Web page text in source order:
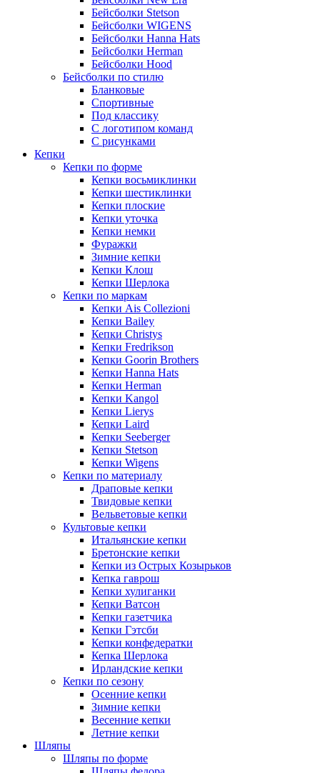
Бейсболки Stetson
Бейсболки WIGENS
Бейсболки Hanna Hats
Бейсболки Herman
Бейсболки Hood
Бейсболки по стилю
Бланковые
Спортивные
Под классику
С логотипом команд
С рисунками
Кепки
Кепки по форме
Кепки восьмиклинки
Кепки шестиклинки
Кепки плоские
Кепки уточка
Кепки немки
Фуражки
Зимние кепки
Кепки Клош
Кепки Шерлока
Кепки по маркам
Кепки Ais Collezioni
Кепки Bailey
Кепки Christys
Кепки Fredrikson
Кепки Goorin Brothers
Кепки Hanna Hats
Кепки Herman
Кепки Kangol
Кепки Lierys
Кепки Laird
Кепки Seeberger
Кепки Stetson
Кепки Wigens
Кепки по материалу
Драповые кепки
Твидовые кепки
Вельветовые кепки
Культовые кепки
Итальянские кепки
Бретонские кепки
Кепки из Острых Козырьков
Кепка гаврош
Кепки хулиганки
Кепки Ватсон
Кепки газетчика
Кепки Гэтсби
Кепки конфедератки
Кепка Шерлока
Ирландские кепки
Кепки по сезону
Осенние кепки
Зимние кепки
Весенние кепки
Летние кепки
Шляпы
Шляпы по форме